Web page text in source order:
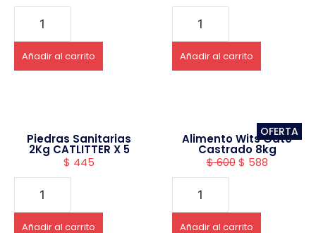
Añadir al carrito Añadir al carrito
Piedras Sanitarias
2Kg CATLITTER X 5
$ 445
Añadir al carrito
OFERTA
Alimento Wits Gato
Castrado 8kg
$600 $ 588
Añadir al carrito